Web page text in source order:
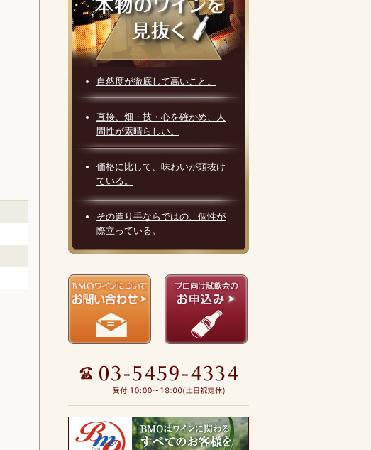
自然度が徹底して高いこと。
直接、畑・技・心を確かめ、人
間性が素晴らしい。
価格に比して、味わいが頭抜け
ている。
その造り手ならではの、個性が
際立っている。